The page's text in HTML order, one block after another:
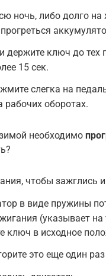
ночь, либо долго
держите ключ до тех
15 сек.
слегка на
рабочих оборотах.
необходимо
чтобы зажглись
в виде пружины
(указывает на
ключ в исходное
это еще один